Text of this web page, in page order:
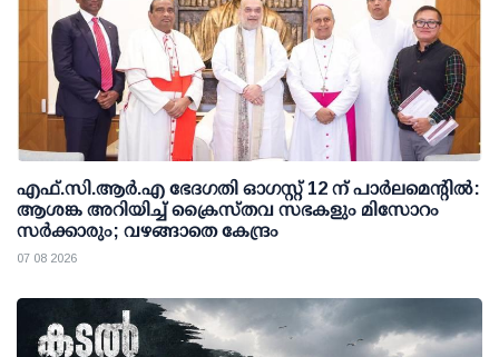
എഫ്.സി.ആര്‍.എ ഭേദഗതി ഓഗസ്റ്റ് 12 ന് പാര്‍ലമെന്റില്‍:
ആശങ്ക അറിയിച്ച് ക്രൈസ്തവ സഭകളും മിസോറം
സര്‍ക്കാരും; വഴങ്ങാതെ കേന്ദ്രം
07 08 2026